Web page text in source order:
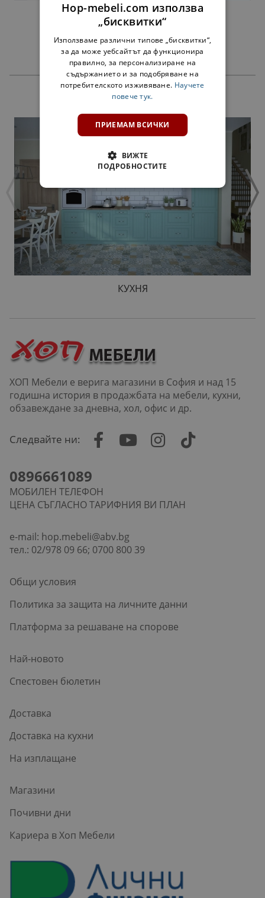
ДОЛНА ЕТАЖЕРКА МИЛАНА Н20П БЯЛА
34,00 €
ПРОДУКТИ
КУХНЯ
ХОП Мебели е верига магазини в София и над 15
годишна история в продажбата на мебели, кухни,
обзавеждане за дневна, хол, офис и др.
Следвайте ни:
0896661089
МОБИЛЕН ТЕЛЕФОН
ЦЕНА СЪГЛАСНО ТАРИФНИЯ ВИ ПЛАН
e-mail: hop.mebeli@abv.bg
тел.: 02/978 09 66; 0700 800 39
Общи условия
Политика за защита на личните данни
Платформа за решаване на спорове
Най-новото
Спестовен бюлетин
Доставка
Доставка на кухни
На изплащане
Магазини
Почивни дни
Кариера в Хоп Мебели
Hop-mebeli.com използва
„бисквитки“
Използваме различни типове „бисквитки“,
за да може уебсайтът да функционира
правилно, за персонализиране на
съдържанието и за подобряване на
потребителското изживяване. Научете
повече тук.
ПРИЕМАМ ВСИЧКИ
ВИЖТЕ
ПОДРОБНОСТИТЕ